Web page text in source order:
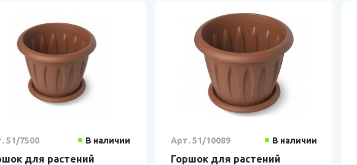
51/7500 В наличии
для растений
Арт. 51/10089 В наличии
Горшок для растений